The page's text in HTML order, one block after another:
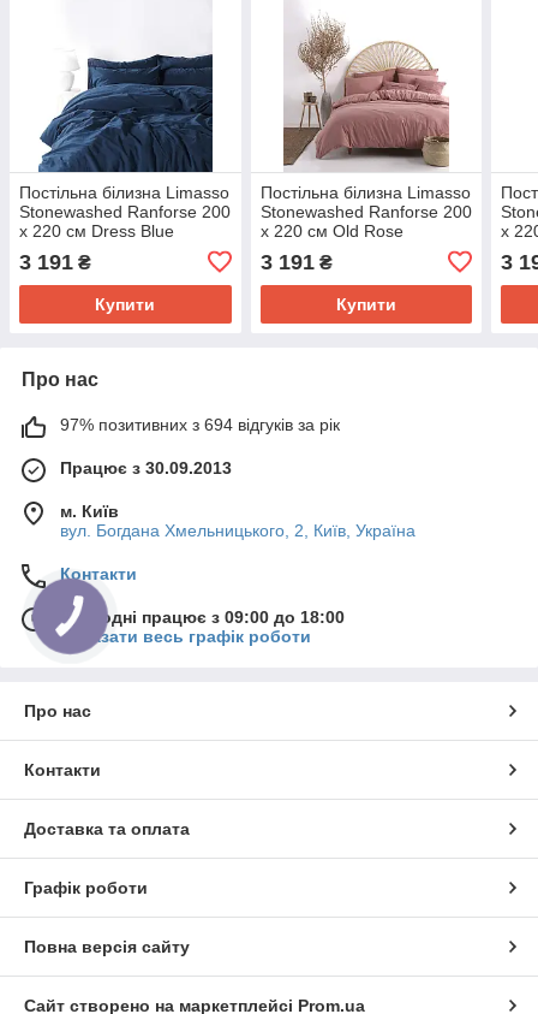
Постільна білизна Limasso
Stonewashed Ranforse 200
х 220 см Dress Blue
3 191 ₴
Купити
Постільна білизна Limasso
Stonewashed Ranforse 200
х 220 см Old Rose
3 191₴
Купити
х
3
Про нас
97% позитивних з 694 відгуків за рік
Працює з 30.09.2013
м. Київ
вул. Богдана Хмельницького, 2, Київ, Україна
Контакти
Сьогодні працює з 09:00 до 18:00
Показати весь графік роботи
Про нас
Контакти
Доставка та оплата
Графік роботи
Повна версія сайту
Сайт створено на маркетплейсі Prom.ua